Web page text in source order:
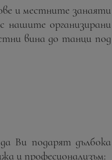
и местните занаяти
нашите организирани
вина до танци под
Ви подарят дълбока
и професионализъм: